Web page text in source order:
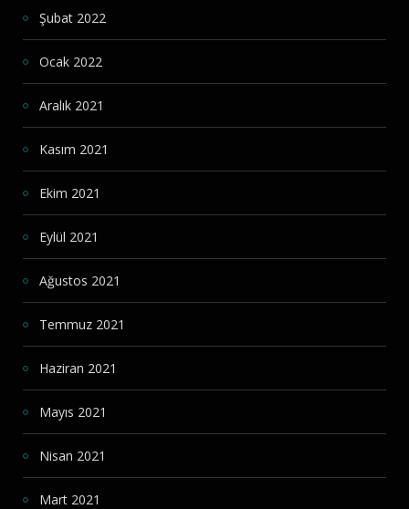
Şubat 2022
Ocak 2022
Aralık 2021
Kasım 2021
Ekim 2021
Eylül 2021
Ağustos 2021
Temmuz 2021
Haziran 2021
Mayıs 2021
Nisan 2021
Mart 2021